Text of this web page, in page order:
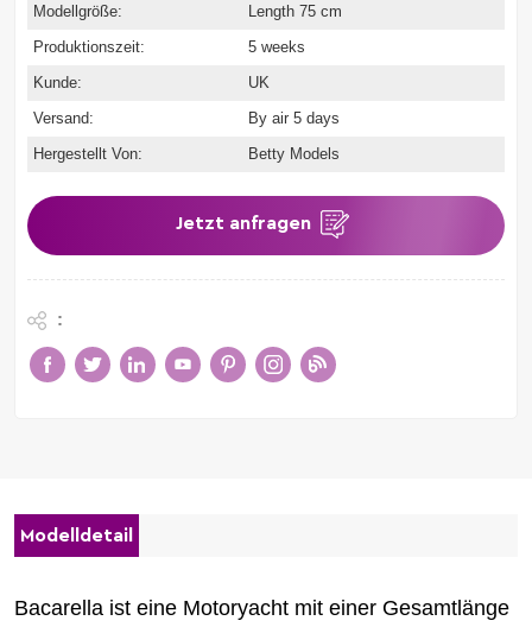
Modellgröße:
Length 75 cm
Produktionszeit:
5 weeks
Kunde:
UK
Versand:
By air 5 days
Hergestellt Von:
Betty Models
Jetzt anfragen
:
Modelldetail
Bacarella ist eine Motoryacht mit einer Gesamtlänge